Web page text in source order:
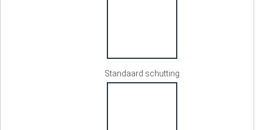
Standaard schutting